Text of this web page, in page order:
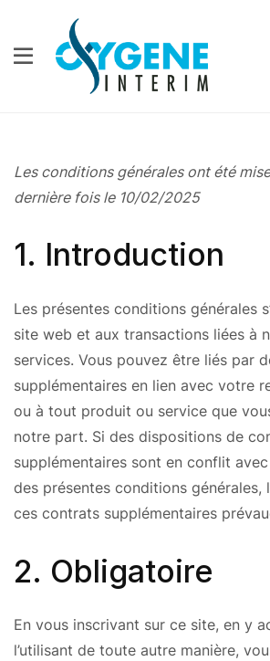
Les conditions générales ont été
dernière fois le 10/02/2025
1. Introduction
Les présentes conditions générales
site web et aux transactions liées à
services. Vous pouvez être liés par
supplémentaires en lien avec votre
ou à tout produit ou service que
notre part. Si des dispositions de
supplémentaires sont en conflit
des présentes conditions générales,
ces contrats supplémentaires
2. Obligatoire
En vous inscrivant sur ce site, en y
l’utilisant de toute autre manière,